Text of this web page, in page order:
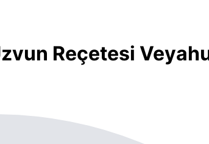
Reçetesi